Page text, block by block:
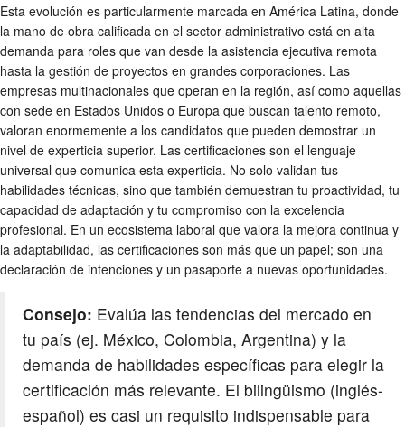
Esta evolución es particularmente marcada en América Latina, donde
la mano de obra calificada en el sector administrativo está en alta
demanda para roles que van desde la asistencia ejecutiva remota
hasta la gestión de proyectos en grandes corporaciones. Las
empresas multinacionales que operan en la región, así como aquellas
con sede en Estados Unidos o Europa que buscan talento remoto,
valoran enormemente a los candidatos que pueden demostrar un
nivel de experticia superior. Las certificaciones son el lenguaje
universal que comunica esta experticia. No solo validan tus
habilidades técnicas, sino que también demuestran tu proactividad, tu
capacidad de adaptación y tu compromiso con la excelencia
profesional. En un ecosistema laboral que valora la mejora continua y
la adaptabilidad, las certificaciones son más que un papel; son una
declaración de intenciones y un pasaporte a nuevas oportunidades.
Consejo: Evalúa las tendencias del mercado en
tu país (ej. México, Colombia, Argentina) y la
demanda de habilidades específicas para elegir la
certificación más relevante. El bilingüismo (inglés-
español) es casi un requisito indispensable para